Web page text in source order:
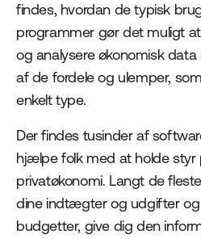
findes, hvordan de typisk
programmer gør det muligt
og analysere økonomisk
af de fordele og ulemper,
enkelt type.
Der findes tusinder af
hjælpe folk med at holde styr
privatøkonomi. Langt de
dine indtægter og udgifter
budgetter, give dig den